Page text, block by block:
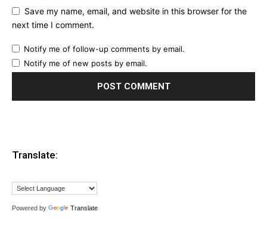
Save my name, email, and website in this browser for the
next time I comment.
Notify me of follow-up comments by email.
Notify me of new posts by email.
Translate:
Powered by Translate